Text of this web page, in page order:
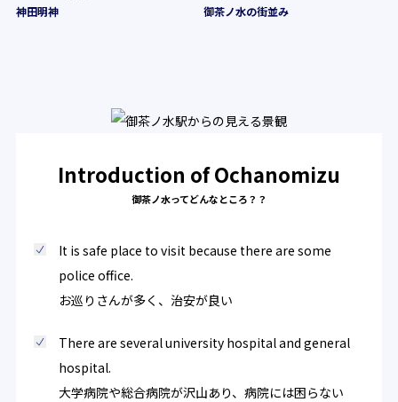
神田明神 御茶ノ水の街並み
Introduction of Ochanomizu
御茶ノ水ってどんなところ？？
It is safe place to visit because there are some
police office.
お巡りさんが多く、治安が良い
There are several university hospital and general
hospital.
大学病院や総合病院が沢山あり、病院には困らない